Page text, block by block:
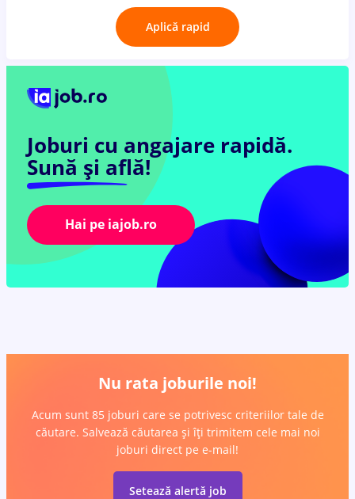
Aplică rapid
Joburi cu angajare rapidă.
Sună și află!
Hai pe iajob.ro
Nu rata joburile noi!
Acum sunt 85 joburi care se potrivesc criteriilor tale de
căutare. Salvează căutarea și îți trimitem cele mai noi
joburi direct pe e-mail!
Setează alertă job